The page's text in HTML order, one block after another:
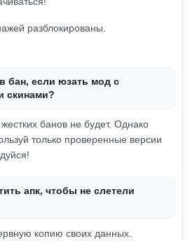
разблокированы.
бан, если юзать мод с
скинами?
банов не будет. Однако
только проверенные версии
апк, чтобы не слетели
копию своих данных.